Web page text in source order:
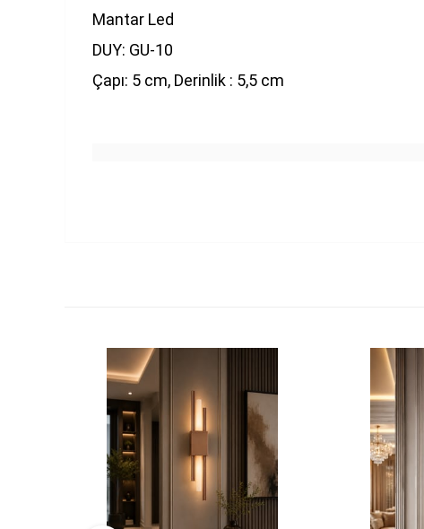
Mantar Led
DUY: GU-10
Çapı: 5 cm, Derinlik : 5,5 cm